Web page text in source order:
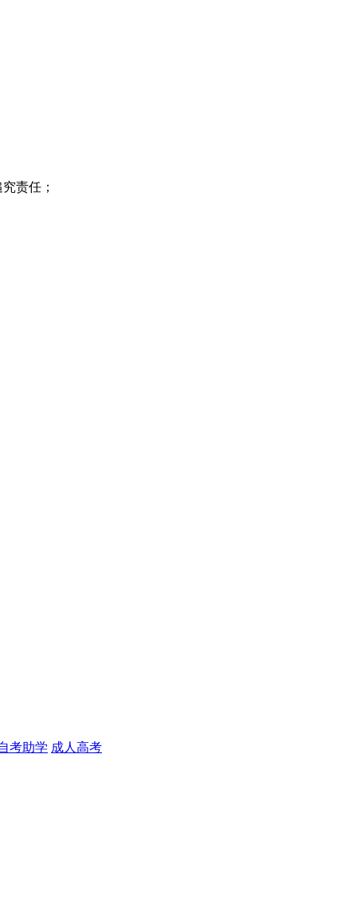
责任；
考助学 成人高考